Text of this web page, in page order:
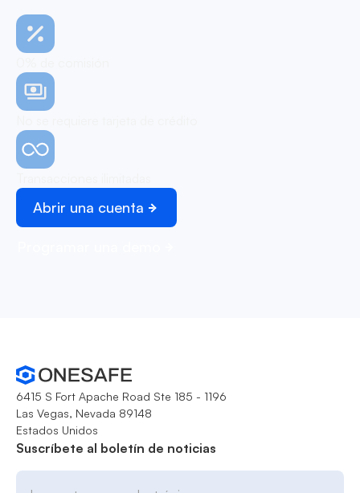
Abrir una cuenta
6415 S Fort Apache Road Ste 185 - 1196
Las Vegas, Nevada 89148
Estados Unidos
Suscríbete al boletín de noticias